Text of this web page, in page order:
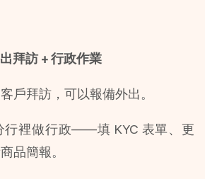
拜訪 + 行政作業
戶拜訪，可以報備外出。
行裡做行政——填 KYC 表單、更
品簡報。